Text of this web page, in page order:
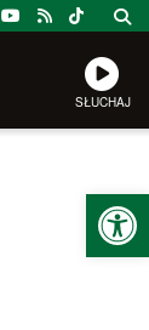
SŁUCHAJ